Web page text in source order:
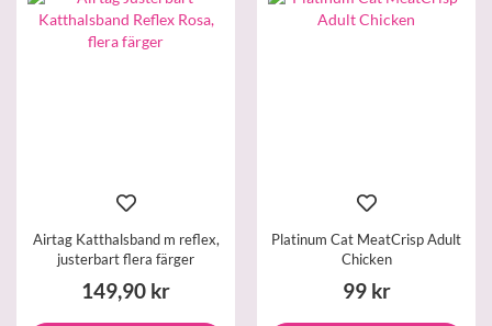
Airtag Katthalsband m reflex,
justerbart flera färger
149,90 kr
Platinum Cat MeatCrisp Adult
Chicken
99 kr